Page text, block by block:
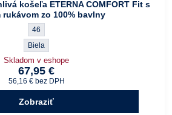
košeľa ETERNA COMFORT Fit s
rukávom zo 100% bavlny
Pánska biela nežehlivá košeľa ETERNA
46
Pánska biela nežehlivá košeľa ETERNA
Biela
Skladom v eshope
67,95 €
56,16 € bez DPH
Zobraziť